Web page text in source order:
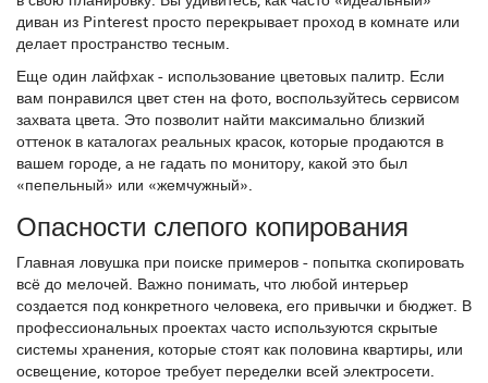
диван из Pinterest просто перекрывает проход в комнате или
делает пространство тесным.
Еще один лайфхак - использование цветовых палитр. Если
вам понравился цвет стен на фото, воспользуйтесь сервисом
захвата цвета. Это позволит найти максимально близкий
оттенок в каталогах реальных красок, которые продаются в
вашем городе, а не гадать по монитору, какой это был
«пепельный» или «жемчужный».
Опасности слепого копирования
Главная ловушка при поиске примеров - попытка скопировать
всё до мелочей. Важно понимать, что любой интерьер
создается под конкретного человека, его привычки и бюджет. В
профессиональных проектах часто используются скрытые
системы хранения, которые стоят как половина квартиры, или
освещение, которое требует переделки всей электросети.